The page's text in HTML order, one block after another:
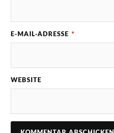
E-MAIL-ADRESSE *
WEBSITE